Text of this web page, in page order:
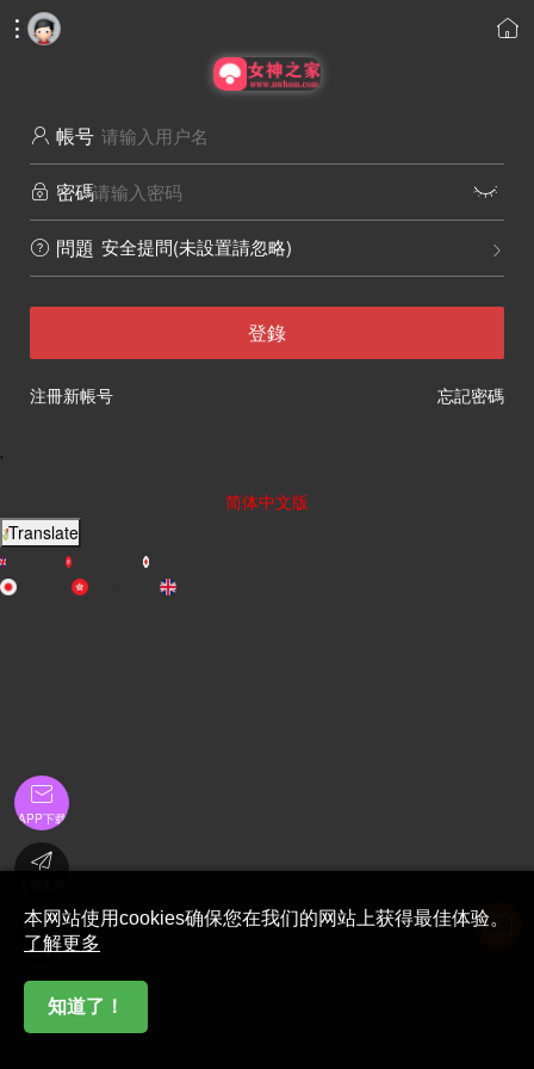
 
 帳号
 密碼 
 問題 
安全提問(未設置請忽略)
登錄
忘記密碼
注冊新帳号
'
简体中文版
Translate
本网站使用cookies确保您在我们的网站上获得最佳体验。
了解更多
知道了！

APP下载


在线客服

首页